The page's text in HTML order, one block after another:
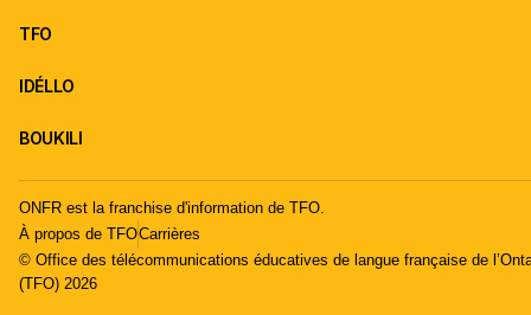
TFO
IDÉLLO
BOUKILI
ONFR est la franchise d'information de TFO.
À propos de TFOCarrières
© Office des télécommunications éducatives de langue française de
(TFO) 2026